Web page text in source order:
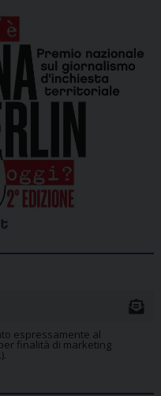
espressamente al
finalità di marketing